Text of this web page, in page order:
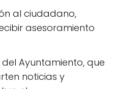
al ciudadano,
asesoramiento
Ayuntamiento, que
noticias y